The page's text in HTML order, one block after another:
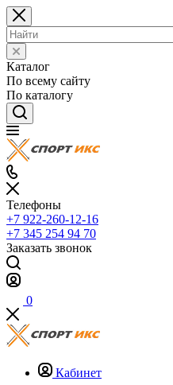
Каталог
По всему сайту
По каталогу
Телефоны
+7 922-260-12-16
+7 345 254 94 70
Заказать звонок
0
Кабинет